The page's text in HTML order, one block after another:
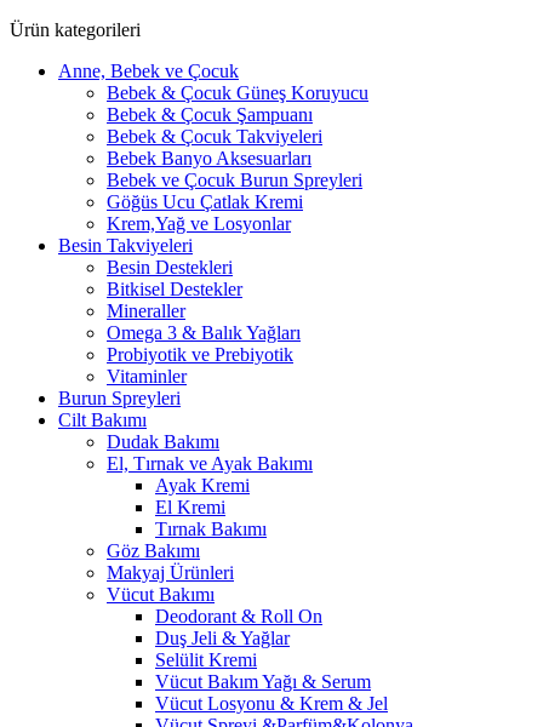
Ürün kategorileri
Anne, Bebek ve Çocuk
Bebek & Çocuk Güneş Koruyucu
Bebek & Çocuk Şampuanı
Bebek & Çocuk Takviyeleri
Bebek Banyo Aksesuarları
Bebek ve Çocuk Burun Spreyleri
Göğüs Ucu Çatlak Kremi
Krem,Yağ ve Losyonlar
Besin Takviyeleri
Besin Destekleri
Bitkisel Destekler
Mineraller
Omega 3 & Balık Yağları
Probiyotik ve Prebiyotik
Vitaminler
Burun Spreyleri
Cilt Bakımı
Dudak Bakımı
El, Tırnak ve Ayak Bakımı
Ayak Kremi
El Kremi
Tırnak Bakımı
Göz Bakımı
Makyaj Ürünleri
Vücut Bakımı
Deodorant & Roll On
Duş Jeli & Yağlar
Selülit Kremi
Vücut Bakım Yağı & Serum
Vücut Losyonu & Krem & Jel